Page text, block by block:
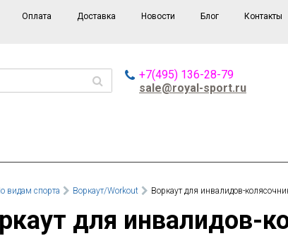
Оплата Доставка Новости Блог Контакты
+7(495) 136-28-79
sale@royal-sport.ru
видам спорта Воркаут/Workout Воркаут для инвалидов-
для инвалидов-